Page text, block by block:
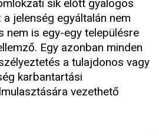
sík előtt gyalogos
jelenség egyáltalán nem
nem is egy-egy településre
Egy azonban minden
a tulajdonos vagy
karbantartási
vezethető